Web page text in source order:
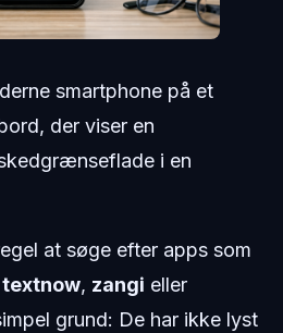
smartphone på et
der viser en
i en
at søge efter apps som
textnow, zangi eller
grund: De har ikke lyst